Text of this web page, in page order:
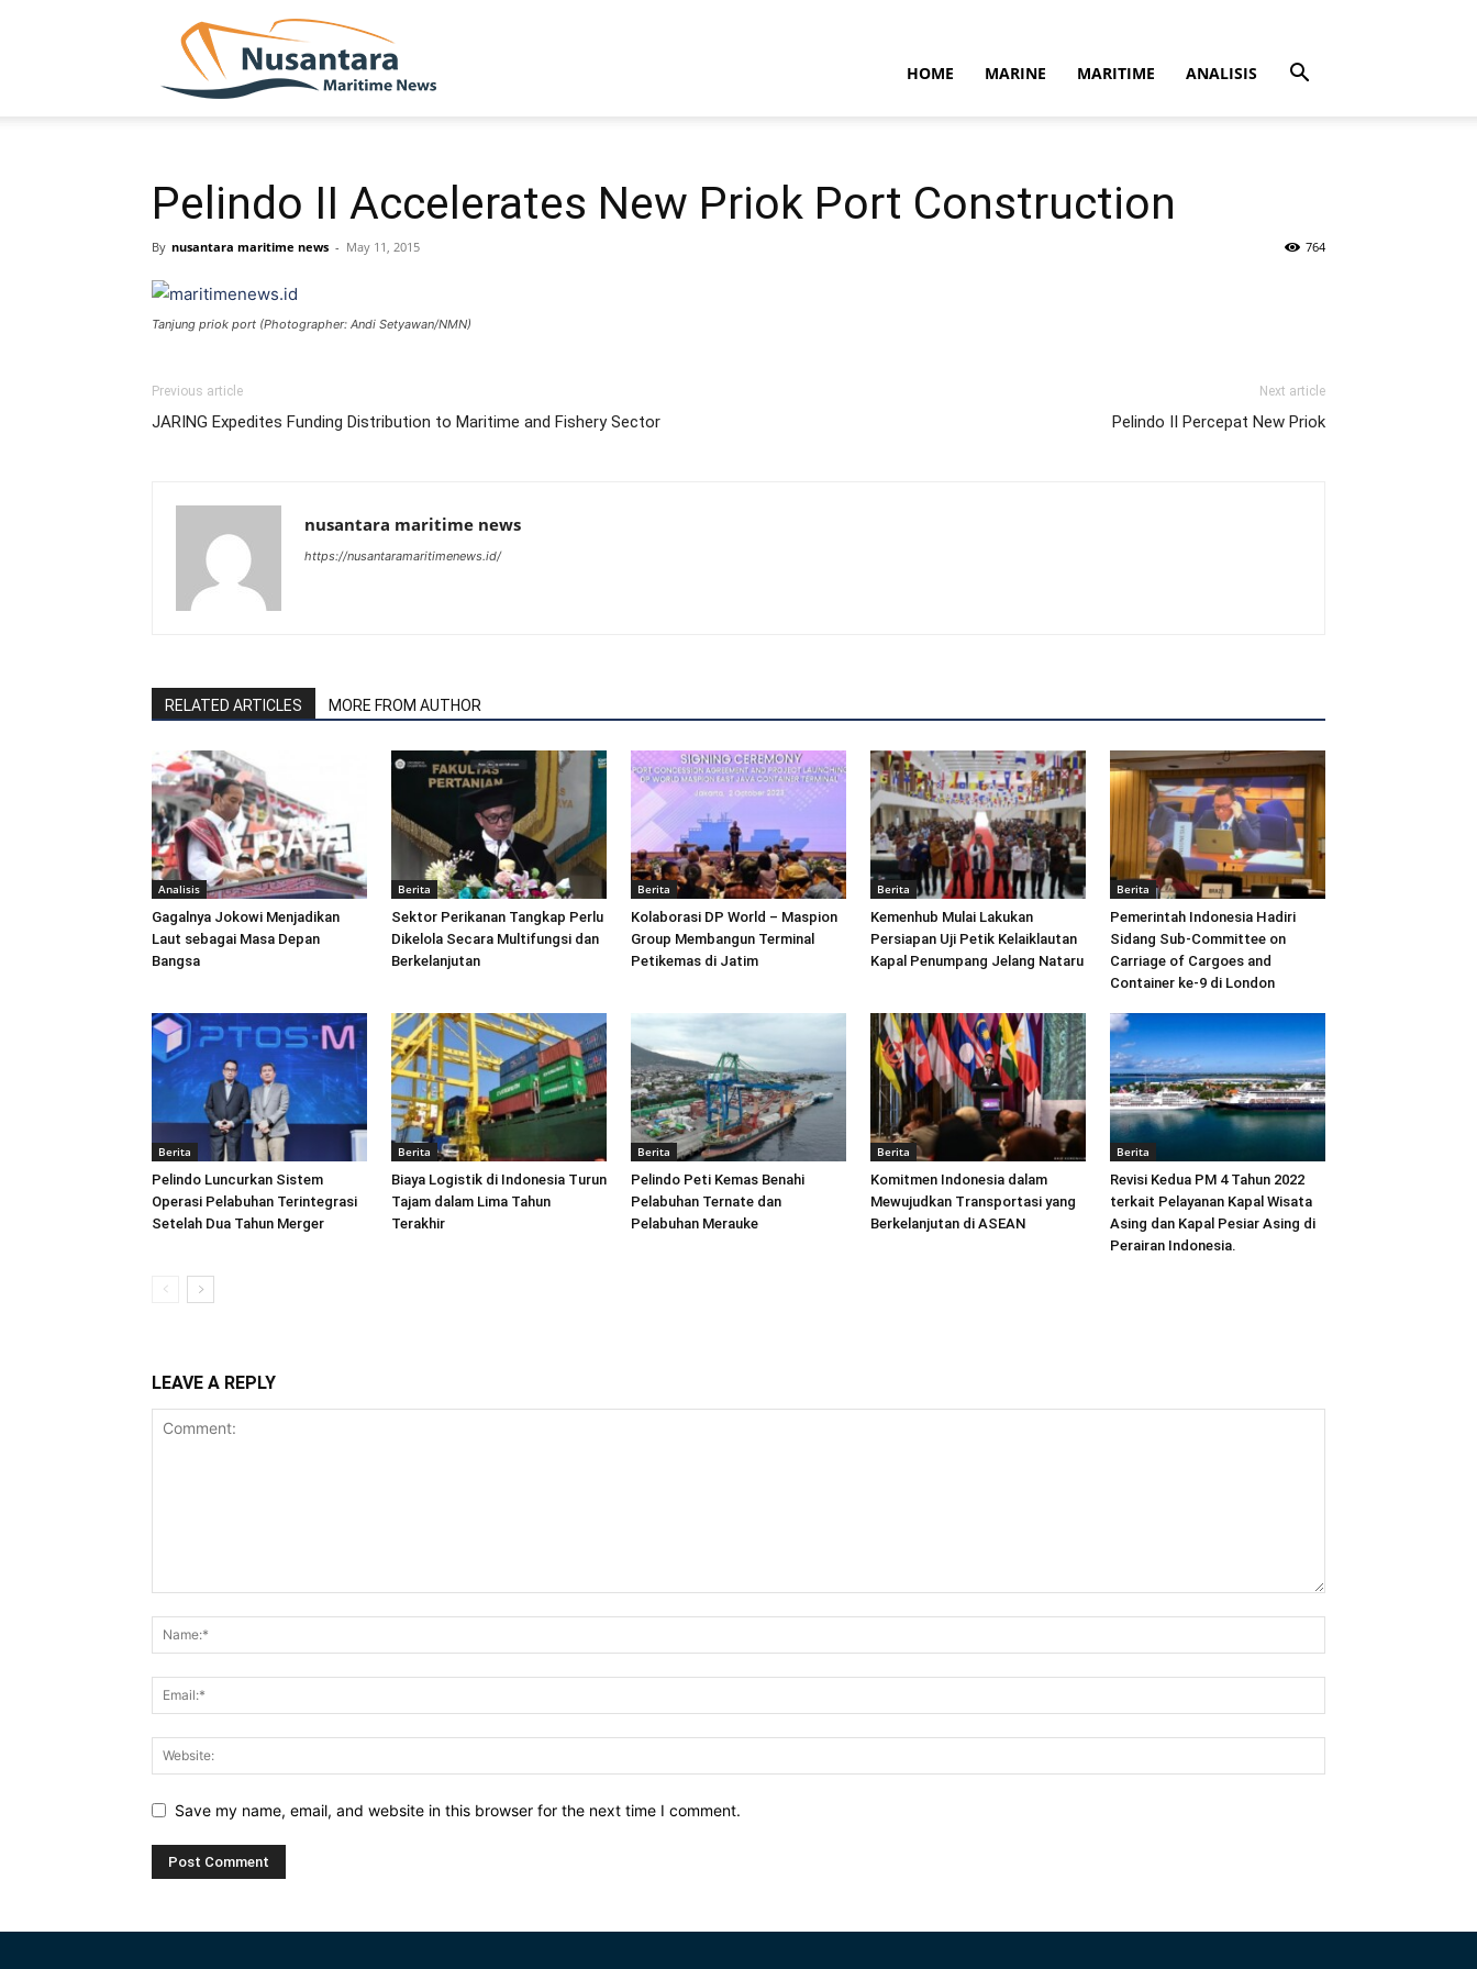
HOME MARINE MARITIME ANALISIS
Pelindo II Accelerates New Priok Port Construction
By nusantara maritime news - May 11, 2015 764
Tanjung priok port (Photographer: Andi Setyawan/NMN)
Previous article
JARING Expedites Funding Distribution to Maritime and Fishery Sector
Next article
Pelindo II Percepat New Priok
nusantara maritime news
https://nusantaramaritimenews.id/
RELATED ARTICLES MORE FROM AUTHOR
Analisis
Gagalnya Jokowi Menjadikan
Laut sebagai Masa Depan
Bangsa
Berita
Sektor Perikanan Tangkap Perlu
Dikelola Secara Multifungsi dan
Berkelanjutan
Berita
Kolaborasi DP World – Maspion
Group Membangun Terminal
Petikemas di Jatim
Berita
Kemenhub Mulai Lakukan
Persiapan Uji Petik Kelaiklautan
Kapal Penumpang Jelang Nataru
Berita
Pemerintah Indonesia Hadiri
Sidang Sub-Committee on
Carriage of Cargoes and
Container ke-9 di London
Berita
Pelindo Luncurkan Sistem
Operasi Pelabuhan Terintegrasi
Setelah Dua Tahun Merger
Berita
Biaya Logistik di Indonesia Turun
Tajam dalam Lima Tahun
Terakhir
Berita
Pelindo Peti Kemas Benahi
Pelabuhan Ternate dan
Pelabuhan Merauke
Berita
Komitmen Indonesia dalam
Mewujudkan Transportasi yang
Berkelanjutan di ASEAN
Berita
Revisi Kedua PM 4 Tahun 2022
terkait Pelayanan Kapal Wisata
Asing dan Kapal Pesiar Asing di
Perairan Indonesia.
LEAVE A REPLY
Save my name, email, and website in this browser for the next time I comment.